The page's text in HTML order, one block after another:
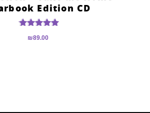
Edition CD
5.00
₪89.00